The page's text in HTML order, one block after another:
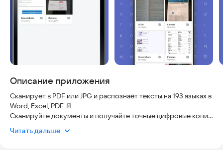
Описание приложения
Сканирует в PDF или JPG и распознаёт тексты на 193 языках в
Word, Excel, PDF 📄
Сканируйте документы и получайте точные цифровые копии
автоматически распознаёт текст, сохраняя структуру
Читать дальше